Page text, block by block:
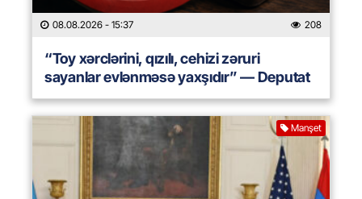
08.08.2026 - 15:37 208
“Toy xərclərini, qızılı, cehizi zəruri
sayanlar evlənməsə yaxşıdır” — Deputat
Manşet